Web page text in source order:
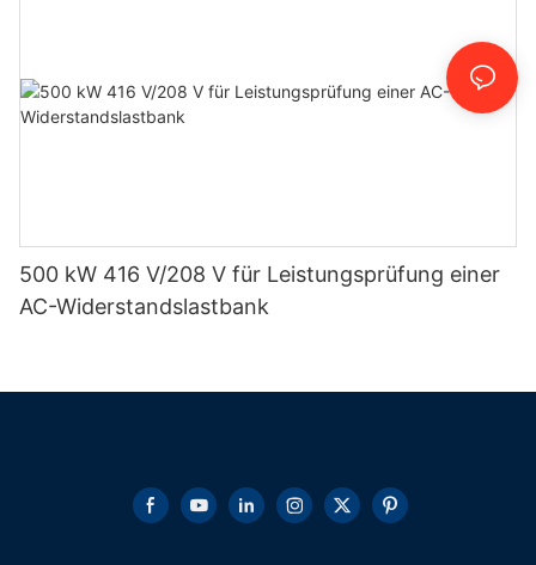
500 kW 416 V/208 V für Leistungsprüfung einer
AC-Widerstandslastbank